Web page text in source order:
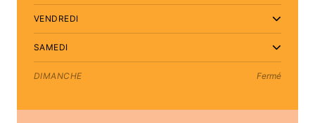
VENDREDI
SAMEDI
DIMANCHE Fermé